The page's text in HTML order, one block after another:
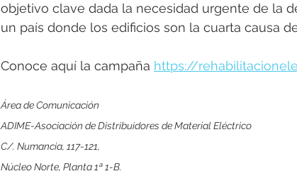
objetivo clave dada la necesidad urgente de la
un país donde los edificios son la cuarta causa
Conoce aquí la campaña https://
Área de Comunicación
ADIME-Asociación de Distribuidores de Material Eléctrico
C/. Numancia, 117-121,
Núcleo Norte, Planta 1ª 1-B.